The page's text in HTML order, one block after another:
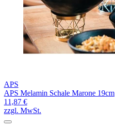
APS
APS Melamin Schale Marone 19cm
11,87 €
zzgl. MwSt.